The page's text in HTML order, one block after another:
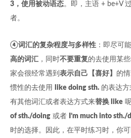
3，使用被动语态。即，主语 + be+V
者。
④词汇的复杂程度与多样性 ：即尽可
高的词汇 ，同时不要重复 的去使用某
家会很经常遇到 表示自己【喜好】 的
惯性的去使用
like doing sth. 的表达
有其他词汇或者表达方式来替换 like
of sth./doing 或者 I’m much into sth./
时的选择。因此，在平时练习时，你